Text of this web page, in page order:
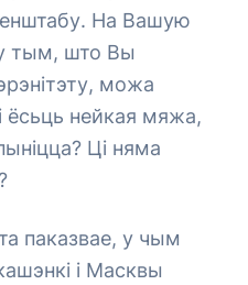
На Вашую
тым, што Вы
можа
ёсьць нейкая мяжа,
Ці няма
паказвае, у чым
і Масквы